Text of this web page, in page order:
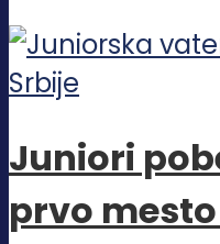
Juniori
prvo